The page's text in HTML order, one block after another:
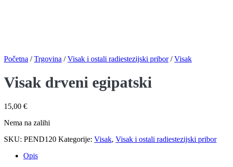
Početna / Trgovina / Visak i ostali radiestezijski pribor / Visak
Visak drveni egipatski
15,00 €
Nema na zalihi
SKU: PEND120 Kategorije: Visak, Visak i ostali radiestezijski pribor
Opis